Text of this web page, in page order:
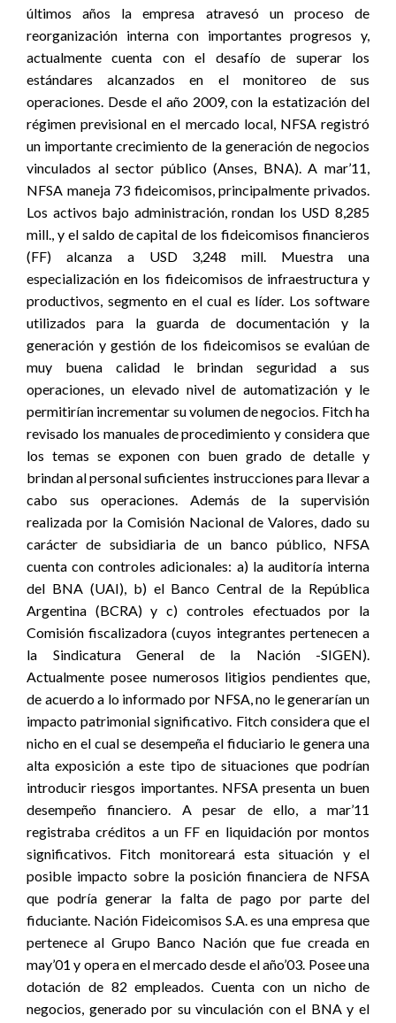
últimos años la empresa atravesó un proceso de
reorganización interna con importantes progresos y,
actualmente cuenta con el desafío de superar los
estándares alcanzados en el monitoreo de sus
operaciones. Desde el año 2009, con la estatización del
régimen previsional en el mercado local, NFSA registró
un importante crecimiento de la generación de negocios
vinculados al sector público (Anses, BNA). A mar’11,
NFSA maneja 73 fideicomisos, principalmente privados.
Los activos bajo administración, rondan los USD 8,285
mill., y el saldo de capital de los fideicomisos financieros
(FF) alcanza a USD 3,248 mill. Muestra una
especialización en los fideicomisos de infraestructura y
productivos, segmento en el cual es líder. Los software
utilizados para la guarda de documentación y la
generación y gestión de los fideicomisos se evalúan de
muy buena calidad le brindan seguridad a sus
operaciones, un elevado nivel de automatización y le
permitirían incrementar su volumen de negocios. Fitch ha
revisado los manuales de procedimiento y considera que
los temas se exponen con buen grado de detalle y
brindan al personal suficientes instrucciones para llevar a
cabo sus operaciones. Además de la supervisión
realizada por la Comisión Nacional de Valores, dado su
carácter de subsidiaria de un banco público, NFSA
cuenta con controles adicionales: a) la auditoría interna
del BNA (UAI), b) el Banco Central de la República
Argentina (BCRA) y c) controles efectuados por la
Comisión fiscalizadora (cuyos integrantes pertenecen a
la Sindicatura General de la Nación -SIGEN).
Actualmente posee numerosos litigios pendientes que,
de acuerdo a lo informado por NFSA, no le generarían un
impacto patrimonial significativo. Fitch considera que el
nicho en el cual se desempeña el fiduciario le genera una
alta exposición a este tipo de situaciones que podrían
introducir riesgos importantes. NFSA presenta un buen
desempeño financiero. A pesar de ello, a mar’11
registraba créditos a un FF en liquidación por montos
significativos. Fitch monitoreará esta situación y el
posible impacto sobre la posición financiera de NFSA
que podría generar la falta de pago por parte del
fiduciante. Nación Fideicomisos S.A. es una empresa que
pertenece al Grupo Banco Nación que fue creada en
may’01 y opera en el mercado desde el año’03. Posee una
dotación de 82 empleados. Cuenta con un nicho de
negocios, generado por su vinculación con el BNA y el